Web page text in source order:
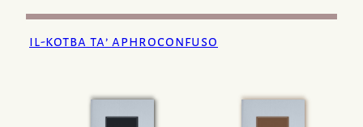
il-kotba ta’ aphroconfuso